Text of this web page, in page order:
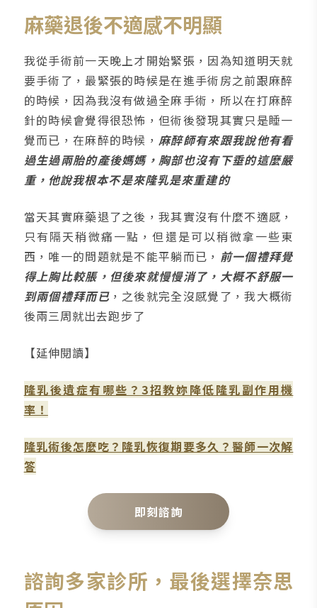
麻藥退後不適感不明顯
我從手術前一天晚上才開始緊張，因為知道明天就
要手術了，最緊張的時候是在進手術房之前跟麻醉
的時候，因為我沒有做過全麻手術，所以在打麻醉
針的時候會覺得很恐怖，但術後發現其實只是睡一
覺而已，在麻醉的時候，麻醉師有來跟我說他有看
過生過兩胎的產後媽媽，胸部也沒有下垂的這麼嚴
重，他說我根本不是來隆乳是來重建的
當天其實麻藥退了之後，我其實沒有什麼不適感，
只有隔天稍微痛一點，但還是可以稍微拿一些東
西，唯一的問題就是不能平躺而已， 前一個禮拜覺
得上胸比較脹，但後來就慢慢消了，大概不舒服一
到兩個禮拜而已，之後就完全沒感覺了，我大概術
後兩三周就出去跑步了
【延伸閱讀】
隆乳後遺症有哪些？3招教妳降低隆乳副作用機
率！
隆乳術後怎麼吃？隆乳恢復期要多久？醫師一次解
答
即刻諮詢
諮詢多家診所，最後選擇奈思